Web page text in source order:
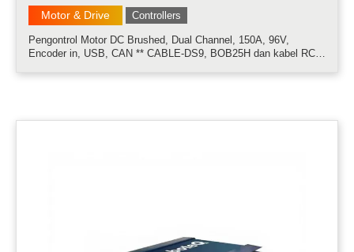
Motor & Drive
Controllers
Pengontrol Motor DC Brushed, Dual Channel, 150A, 96V,
Encoder in, USB, CAN ** CABLE-DS9, BOB25H dan kabel RC5